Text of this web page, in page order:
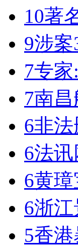
10著
9涉案
7专
7南
6非
6法
6黄
6浙
5香